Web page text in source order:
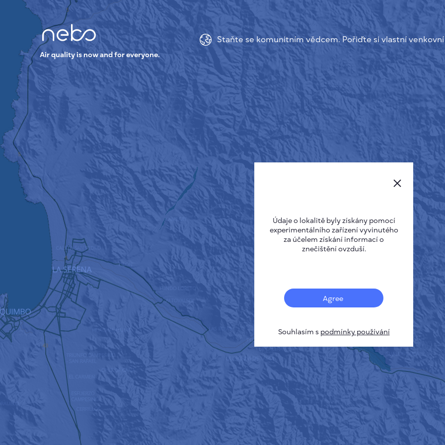
Air quality is now and for everyone.
Staňte se komunitním vědcem. Pořiďte si vlastní venkovní
Údaje o lokalitě byly získány pomocí
experimentálního zařízení vyvinutého
za účelem získání informací o
znečištění ovzduší.
Agree
Souhlasím s podmínky používání